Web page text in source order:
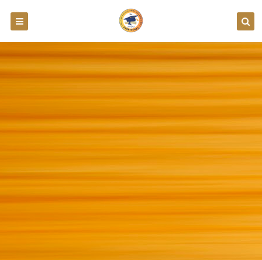
طريقة التسجيل في مباراة التعليم الأولي بالمغرب 2026-2027: الشروط والوثائق